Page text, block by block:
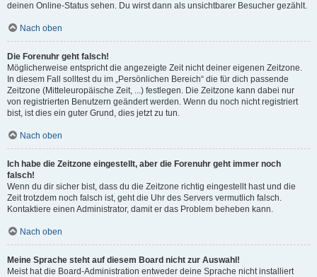
deinen Online-Status sehen. Du wirst dann als unsichtbarer Besucher gezählt.
Nach oben
Die Forenuhr geht falsch!
Möglicherweise entspricht die angezeigte Zeit nicht deiner eigenen Zeitzone.
In diesem Fall solltest du im „Persönlichen Bereich“ die für dich passende
Zeitzone (Mitteleuropäische Zeit, ...) festlegen. Die Zeitzone kann dabei nur
von registrierten Benutzern geändert werden. Wenn du noch nicht registriert
bist, ist dies ein guter Grund, dies jetzt zu tun.
Nach oben
Ich habe die Zeitzone eingestellt, aber die Forenuhr geht immer noch
falsch!
Wenn du dir sicher bist, dass du die Zeitzone richtig eingestellt hast und die
Zeit trotzdem noch falsch ist, geht die Uhr des Servers vermutlich falsch.
Kontaktiere einen Administrator, damit er das Problem beheben kann.
Nach oben
Meine Sprache steht auf diesem Board nicht zur Auswahl!
Meist hat die Board-Administration entweder deine Sprache nicht installiert